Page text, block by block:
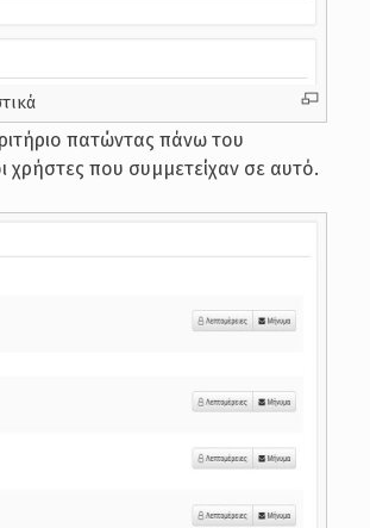
πατώντας πάνω του
χρήστες που συμμετείχαν σε αυτό.